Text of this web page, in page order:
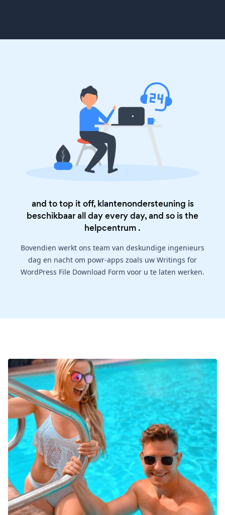
and to top it off, klantenondersteuning is
beschikbaar all day every day, and so is the
helpcentrum .
Bovendien werkt ons team van deskundige ingenieurs
dag en nacht om powr-apps zoals uw Writings for
WordPress File Download Form voor u te laten werken.